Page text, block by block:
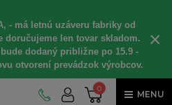
- má letnú uzáveru fabriky od
doručujeme len tovar skladom.
dodaný približne po 15.9 -
otvorení prevádzok výrobcov.
×
0
MENU